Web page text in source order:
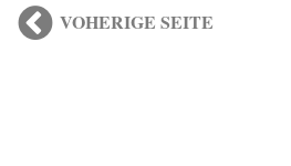
VOHERIGE SEITE